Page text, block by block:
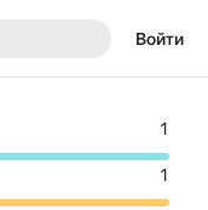
Войти
1
1